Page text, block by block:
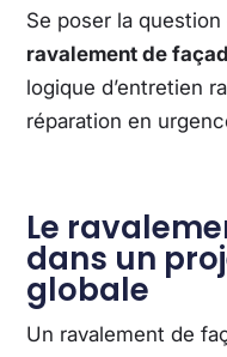
Se poser la
ravalement de
logique d’entretien
réparation en
Le
dans un
globale
Un ravalement de